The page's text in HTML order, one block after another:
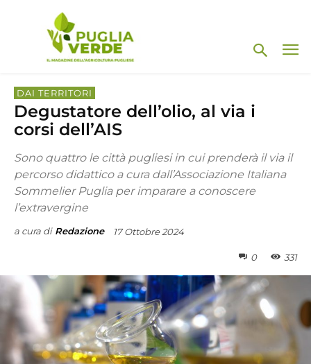
DAI TERRITORI
Degustatore dell’olio, al via i
corsi dell’AIS
Sono quattro le città pugliesi in cui prenderà il via il
percorso didattico a cura dall’Associazione Italiana
Sommelier Puglia per imparare a conoscere
l’extravergine
a cura di Redazione 17 Ottobre 2024
0 331